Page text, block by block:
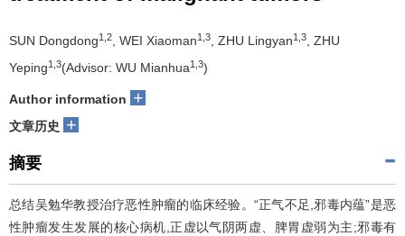
SUN Dongdong1,2, WEI Xiaoman1,3, ZHU Lingyan1,3, ZHU
Yeping1,3(Advisor: WU Mianhua1,3)
Author information +
文章历史 +
摘要
总结吴勉华教授治疗恶性肿瘤的临床经验。“正气不足,邪毒内蕴”是恶
性肿瘤发生发展的核心病机,正虚以气阴两虚、脾胃虚弱为主;邪毒有